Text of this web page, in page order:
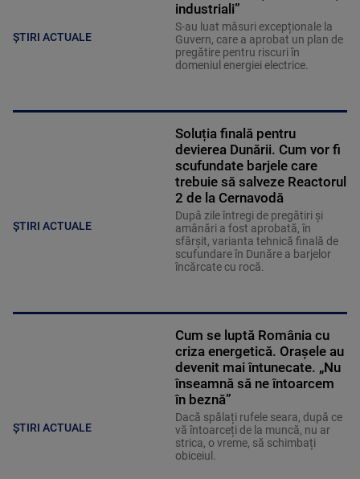
ȘTIRI ACTUALE
industriali”
S-au luat măsuri excepționale la
Guvern, care a aprobat un plan de
pregătire pentru riscuri în
domeniul energiei electrice.
ȘTIRI ACTUALE
Soluția finală pentru
devierea Dunării. Cum vor fi
scufundate barjele care
trebuie să salveze Reactorul
2 de la Cernavodă
După zile întregi de pregătiri și
amânări a fost aprobată, în
sfârșit, varianta tehnică finală de
scufundare în Dunăre a barjelor
încărcate cu rocă.
ȘTIRI ACTUALE
Cum se luptă România cu
criza energetică. Orașele au
devenit mai întunecate. „Nu
înseamnă să ne întoarcem
în beznă”
Dacă spălați rufele seara, după ce
vă întoarceți de la muncă, nu ar
strica, o vreme, să schimbați
obiceiul.